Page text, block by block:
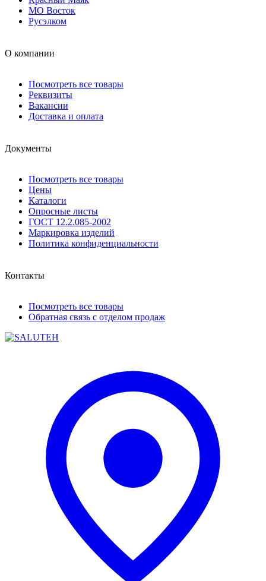
МО Восток
Русэлком
О компании
Посмотреть все товары
Реквизиты
Вакансии
Доставка и оплата
Документы
Посмотреть все товары
Цены
Каталоги
Опросные листы
ГОСТ 12.2.085-2002
Маркировка изделий
Политика конфиденциальности
Контакты
Посмотреть все товары
Обратная связь с отделом продаж